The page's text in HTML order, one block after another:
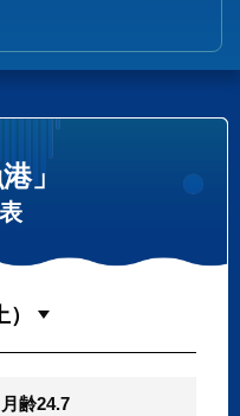
」
月齢24.7